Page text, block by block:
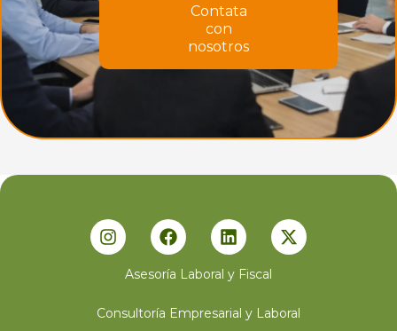
Contata
con
nosotros
Asesoría Laboral y Fiscal
Consultoría Empresarial y Laboral